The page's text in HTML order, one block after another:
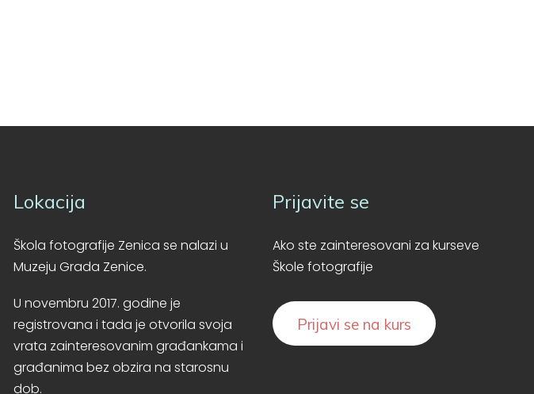
Lokacija
Škola fotografije Zenica se nalazi u
Muzeju Grada Zenice.
U novembru 2017. godine je
registrovana i tada je otvorila svoja
vrata zainteresovanim građankama i
građanima bez obzira na starosnu
dob.
Prijavite se
Ako ste zainteresovani za kurseve
Škole fotografije
Prijavi se na kurs